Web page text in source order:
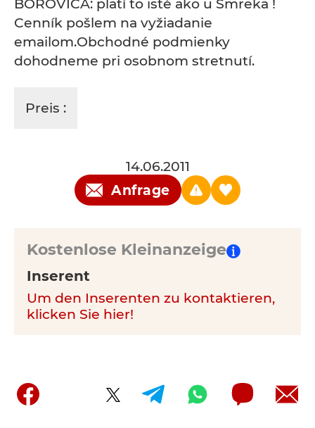
BOROVICA: platí to isté ako u Smreka !
Cenník pošlem na vyžiadanie
emailom.Obchodné podmienky
dohodneme pri osobnom stretnutí.
Preis :
14.06.2011
Anfrage
Kostenlose Kleinanzeige
Inserent
Um den Inserenten zu kontaktieren,
klicken Sie hier!